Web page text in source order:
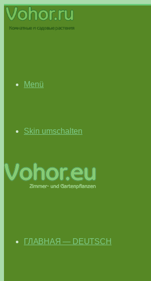
Menü
Skin umschalten
ГЛАВНАЯ — DEUTSCH